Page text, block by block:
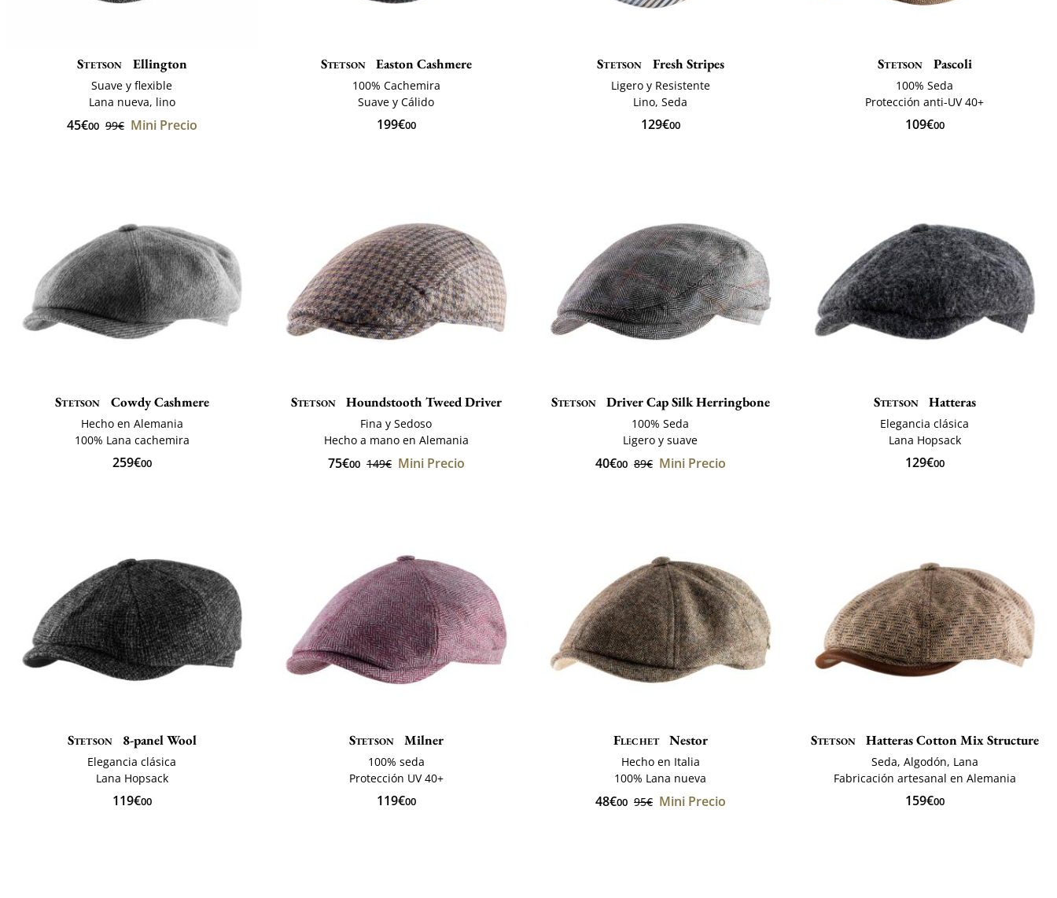
Stetson Ellington
Suave y flexible
Lana nueva, lino
45€00 99€ Mini Precio
Stetson Easton Cashmere
100% Cachemira
Suave y Cálido
199€00
Stetson Fresh Stripes
Ligero y Resistente
Lino, Seda
129€00
Stetson Pascoli
100% Seda
Protección anti-UV 40+
109€00
Stetson Cowdy Cashmere
Hecho en Alemania
100% Lana cachemira
259€00
Stetson Houndstooth Tweed Driver
Fina y Sedoso
Hecho a mano en Alemania
75€00 149€ Mini Precio
Stetson Driver Cap Silk Herringbone
100% Seda
Ligero y suave
40€00 89€ Mini Precio
Stetson Hatteras
Elegancia clásica
Lana Hopsack
129€00
Stetson 8-panel Wool
Elegancia clásica
Lana Hopsack
119€00
Stetson Milner
100% seda
Protección UV 40+
119€00
Flechet Nestor
Hecho en Italia
100% Lana nueva
48€00 95€ Mini Precio
Stetson Hatteras Cotton Mix Structure
Seda, Algodón, Lana
Fabricación artesanal en Alemania
159€00